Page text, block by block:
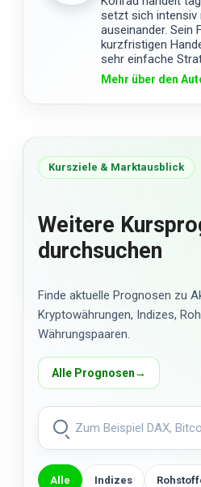
setzt sich intensiv
auseinander. Sein
kurzfristigen
sehr einfache
Mehr über den
Kursziele & Marktausblick
Weitere
durchsuchen
Finde aktuelle Prognosen zu
Kryptowährungen, Indizes,
Währungspaaren.
Alle Prognosen→
Alle Indizes